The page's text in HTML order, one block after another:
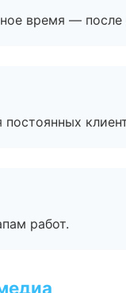
время — после
работ.